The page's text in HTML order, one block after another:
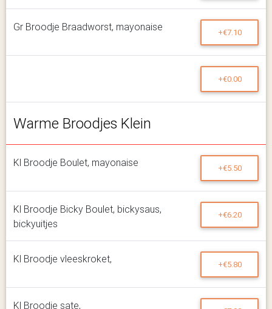
Gr Broodje Braadworst, mayonaise +€7.10
+€0.00
Warme Broodjes Klein
Kl Broodje Boulet, mayonaise +€5.50
Kl Broodje Bicky Boulet, bickysaus,
bickyuitjes
+€6.20
Kl Broodje vleeskroket, +€5.80
Kl Broodje sate,